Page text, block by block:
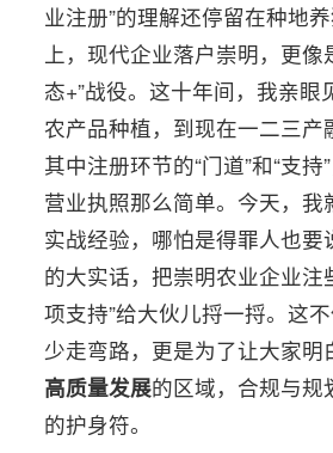
业注册”的理解还停留在种地
上，现代企业落户崇明，更像
态+”战役。这十年间，我亲眼
农产品种植，到现在一二三产
其中注册环节的“门道”和“支
营业执照那么简单。今天，我
实战经验，哪怕是得罪人也要
的大实话，把崇明农业企业注
项支持”给大伙儿捋一捋。这
少走弯路，更是为了让大家明
高质量发展的区域，合规与规
的护身符。